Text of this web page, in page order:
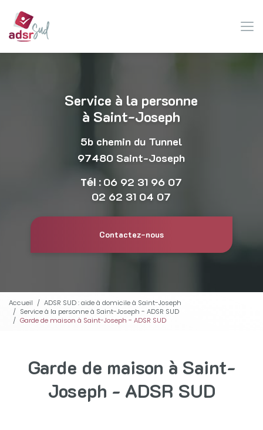
contenu
principal
Service à la personne
à Saint-Joseph
5b chemin du Tunnel
97480 Saint-Joseph
Contactez-nous
Tél : 06 92 31 96 07
02 62 31 04 07
Accueil
ADSR SUD : aide à domicile à Saint-Joseph
Service à la personne à Saint-Joseph - ADSR SUD
Garde de maison à Saint-Joseph - ADSR SUD
Garde de maison à Saint-
Joseph - ADSR SUD